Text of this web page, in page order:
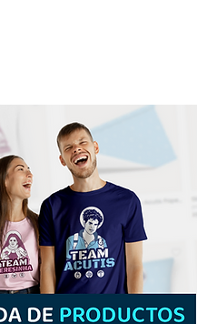
Jesucristo Manieado |
Descarga gratuita de
ilustraciones coloridas sin
fondo en PNG